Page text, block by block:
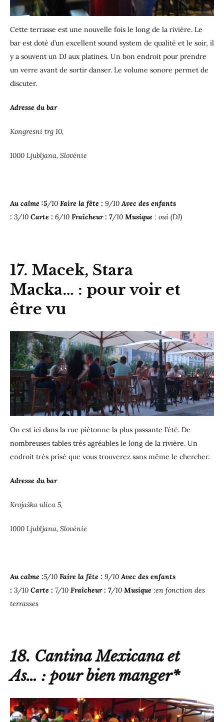
Cette terrasse est une nouvelle fois le long de la rivière. Le
bar est doté d’un excellent sound system de qualité et le soir, il
y a souvent un DJ aux platines. Un bon endroit pour prendre
un verre avant de sortir danser. Le volume sonore permet de
discuter.
Adresse du bar
Kongresni trg 10,
1000 Ljubljana, Slovénie
Au calme :5/10 Faire la fête : 9/10Avec des enfants
: 3/10 Carte : 6/10 Fraîcheur : 7/10 Musique : oui (DJ)
17. Macek, Stara
Macka… : pour voir et
être vu
On est ici dans la rue piétonne la plus passante l’été. De
nombreuses tables très agréables le long de la rivière. Un
endroit très prisé que vous trouverez sans même le chercher.
Adresse du bar
Krojaška ulica 5,
1000 Ljubljana, Slovénie
Au calme :5/10 Faire la fête : 9/10 Avec des enfants
: 3/10 Carte : 7/10 Fraîcheur : 7/10 Musique :en fonction des
terrasses
18. Cantina Mexicana et
As… : pour bien manger*